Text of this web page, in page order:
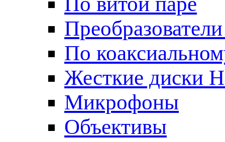
По
Жесткие диски
Микрофоны
Объективы